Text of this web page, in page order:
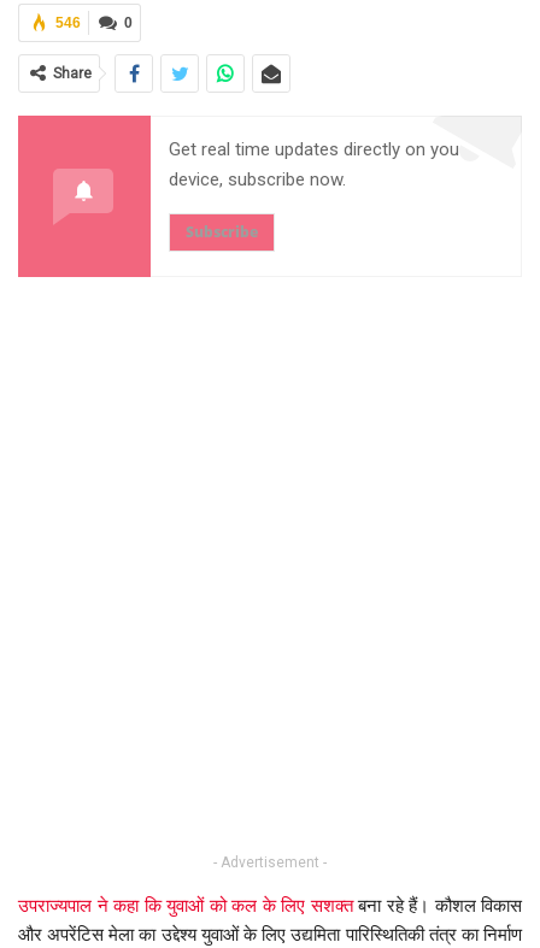
0
546
Share
Get real time updates directly on you
device, subscribe now.
Subscribe
- Advertisement -
उपराज्यपाल ने कहा कि युवाओं को कल के लिए सशक्तबना रहे हैं। कौशल विकास
और अपरेंटिस मेला का उद्देश्य युवाओं के लिए उद्यमिता पारिस्थितिकी तंत्र का निर्माण